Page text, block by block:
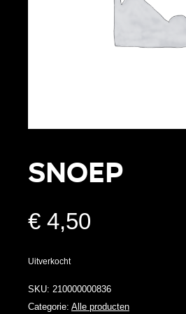
snoep
€ 4,50
Uitverkocht
SKU: 210000000836
Categorie: Alle producten